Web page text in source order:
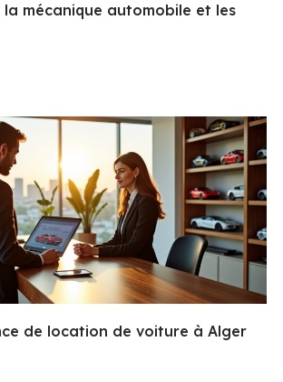
la mécanique automobile et les
de location de voiture à Alger